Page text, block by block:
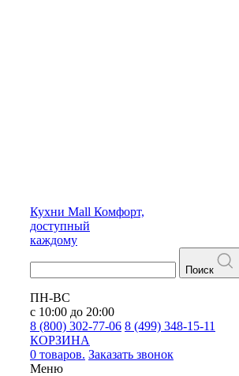
Кухни Mall Комфорт,
доступный
каждому
Поиск
ПН-ВС
с 10:00 до 20:00
8 (800) 302-77-06 8 (499) 348-15-11
КОРЗИНА
0 товаров. Заказать звонок
Меню